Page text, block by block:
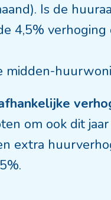
Is de
4,5%
midden-
om ook dit
extra